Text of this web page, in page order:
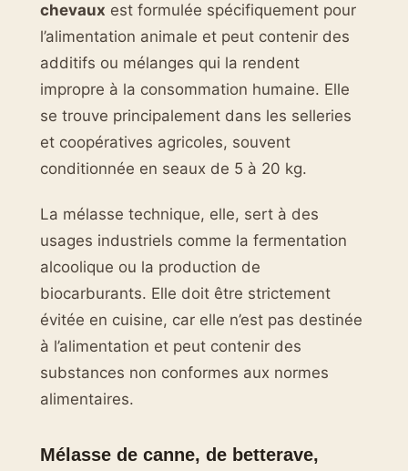
chevaux est formulée spécifiquement pour
l’alimentation animale et peut contenir des
additifs ou mélanges qui la rendent
impropre à la consommation humaine. Elle
se trouve principalement dans les selleries
et coopératives agricoles, souvent
conditionnée en seaux de 5 à 20 kg.
La mélasse technique, elle, sert à des
usages industriels comme la fermentation
alcoolique ou la production de
biocarburants. Elle doit être strictement
évitée en cuisine, car elle n’est pas destinée
à l’alimentation et peut contenir des
substances non conformes aux normes
alimentaires.
Mélasse de canne, de betterave,